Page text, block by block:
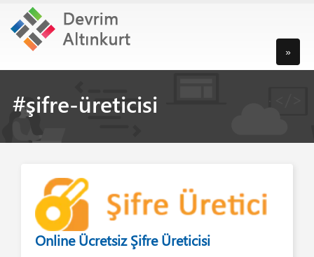
»
#şifre-üreticisi
Online Ücretsiz Şifre Üreticisi